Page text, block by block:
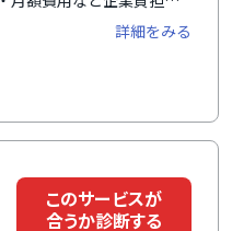
しているため、自社の運
詳細をみる
このサービスが
合うか診断する